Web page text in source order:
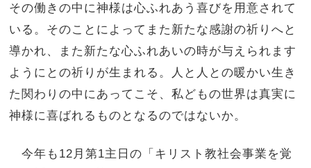
その働きの中に神様は心ふれあう喜びを用意されて
いる。そのことによってまた新たな感謝の祈りへと
導かれ、また新たな心ふれあいの時が与えられます
ようにとの祈りが生まれる。人と人との暖かい生き
た関わりの中にあってこそ、私どもの世界は真実に
神様に喜ばれるものとなるのではないか。
今年も12月第1主日の「キリスト教社会事業を覚